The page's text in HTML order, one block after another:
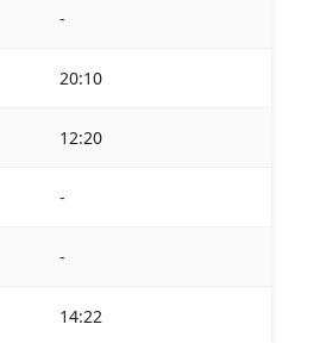
-
20:10
12:20
-
-
14:22